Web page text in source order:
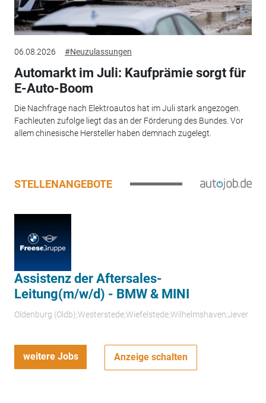
06.08.2026 #Neuzulassungen
Automarkt im Juli: Kaufprämie sorgt für
E-Auto-Boom
Die Nachfrage nach Elektroautos hat im Juli stark angezogen.
Fachleuten zufolge liegt das an der Förderung des Bundes. Vor
allem chinesische Hersteller haben demnach zugelegt.
STELLENANGEBOTE
Assistenz der Aftersales-
Leitung(m/w/d) - BMW & MINI
Oldenburg (Oldb);Westerstede;Wiefelstede;Wilhelmshaven;Jever
weitere Jobs Anzeige schalten